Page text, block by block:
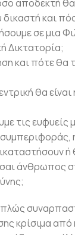
αποδεκτή θα
και
σε μια
Δικτατορία;
και πότε
θα είναι
τις ευφυείς
ή
άνθρωπος
κρίσιμα